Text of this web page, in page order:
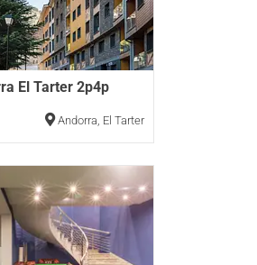
El Tarter 2p4p
Andorra, El Tarter